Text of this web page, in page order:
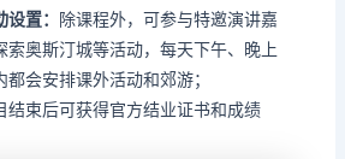
置： 除课程外，可参与特邀演讲嘉
索奥斯汀城等活动，每天下午、晚上
会安排课外活动和郊游；
结束后可获得官方结业证书和成绩